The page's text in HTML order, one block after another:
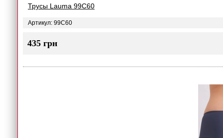
Трусы Lauma 99C60
Артикул: 99C60
435 грн